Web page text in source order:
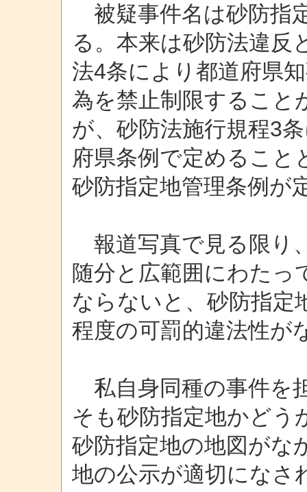
被疑事件名は砂防指
る。本来は砂防法違反
法4条により都道府県
為を禁止制限すること
が、砂防法施行規程3
府県条例で定めること
砂防指定地管理条例が
報道写真で見る限り
随分と広範囲にわた
ならないと、砂防指定
程度の可罰的違法性が
私自身同種の事件を
そも砂防指定地かどう
砂防指定地の地図がな
地の公示が適切になさ